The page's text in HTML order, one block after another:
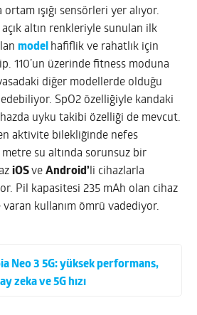
ışığı sensörleri yer alıyor.
altın renkleriyle sunulan ilk
model hafiflik ve rahatlık için
110’un üzerinde fitness moduna
diğer modellerde olduğu
SpO2 özelliğiyle kandaki
uyku takibi özelliği de mevcut.
aktivite bilekliğinde nefes
su altında sorunsuz bir
iOSveAndroid’ li cihazlarla
Pil kapasitesi 235 mAh olan cihaz
kullanım ömrü vadediyor.
Neo 3 5G: yüksek performans,
zeka ve 5G hızı